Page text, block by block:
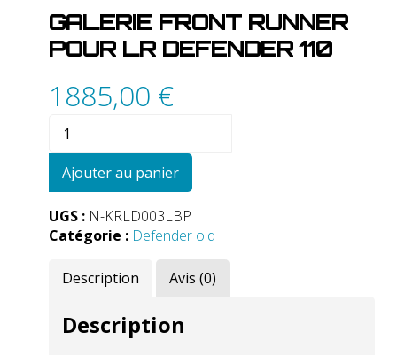
GALERIE FRONT RUNNER
POUR LR DEFENDER 110
1885,00 €
Front
pour
LR
110
Ajouter au panier
UGS : N-KRLD003LBP
Catégorie : Defender old
Description Avis (0)
Description